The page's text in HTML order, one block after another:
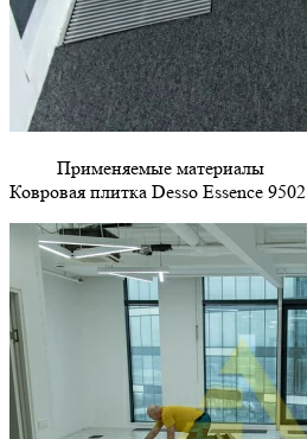
Применяемые материалы
Ковровая плитка Desso Essence 9502